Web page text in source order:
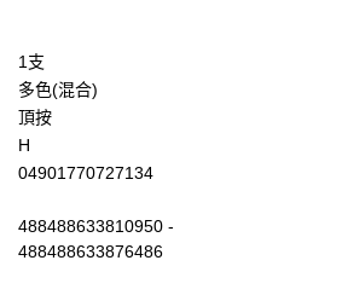
1支
多色(混合)
頂按
H
04901770727134
488488633810950 -
488488633876486